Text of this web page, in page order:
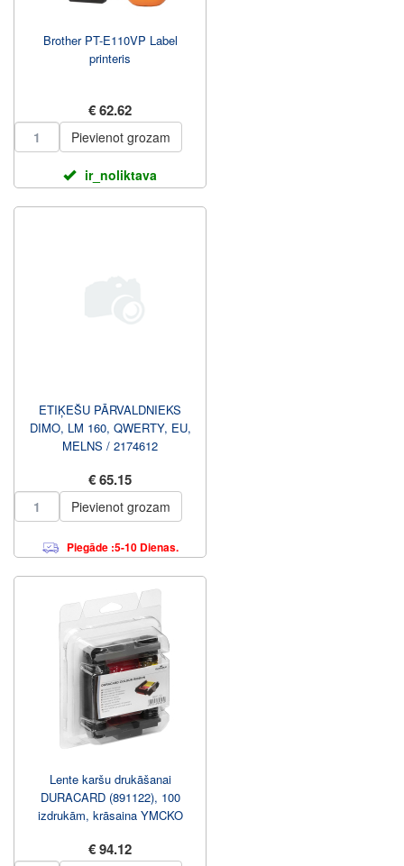
Brother PT-E110VP Label
printeris
€ 62.62
Pievienot grozam
ir_noliktava
ETIĶEŠU PĀRVALDNIEKS
DIMO, LM 160, QWERTY, EU,
MELNS / 2174612
€ 65.15
Pievienot grozam
Piegāde :5-10 Dienas.
Lente karšu drukāšanai
DURACARD (891122), 100
izdrukām, krāsaina YMCKO
€ 94.12